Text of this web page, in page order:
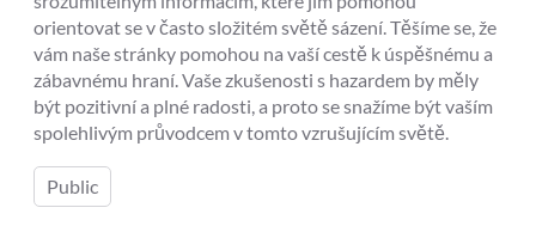
orientovat se v často složitém světě sázení. Těšíme se, že
vám naše stránky pomohou na vaší cestě k úspěšnému a
zábavnému hraní. Vaše zkušenosti s hazardem by měly
být pozitivní a plné radosti, a proto se snažíme být vaším
spolehlivým průvodcem v tomto vzrušujícím světě.
Public